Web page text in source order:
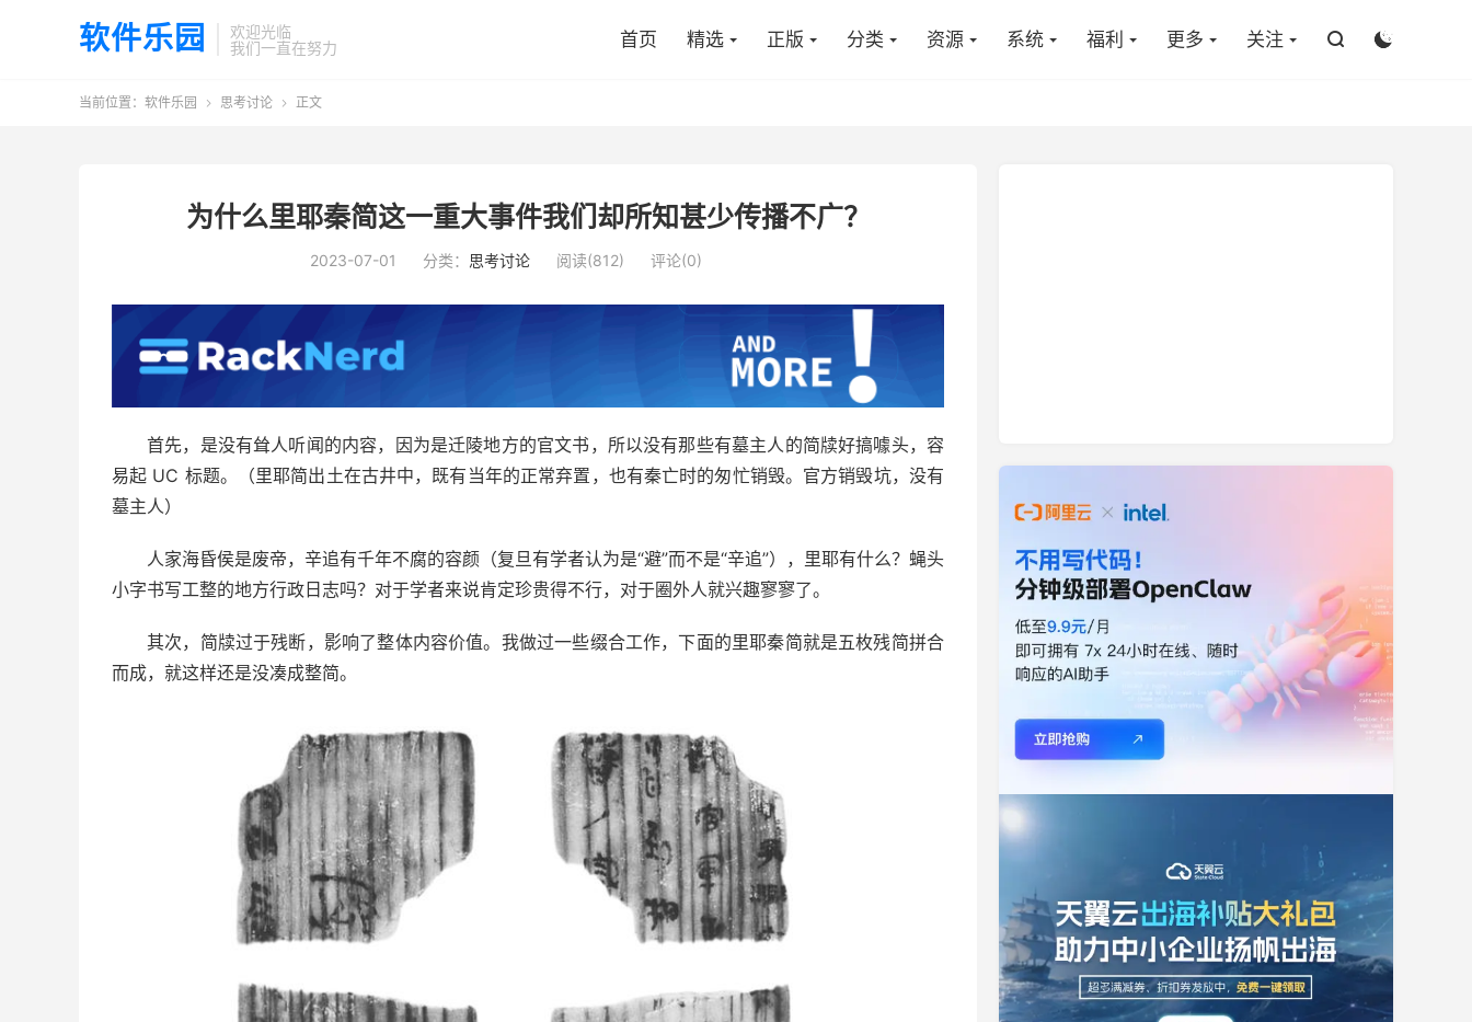
软件乐园
欢迎光临
我们一直在努力
首页 精选 正版 分类 资源 系统 福利 更多 关注  
当前位置： 软件乐园  思考讨论  正文
为什么里耶秦简这一重大事件我们却所知甚少传播不广？
2023-07-01 分类： 思考讨论 阅读(812) 评论(0)
首先，是没有耸人听闻的内容，因为是迁陵地方的官文书，所以没有那些有墓主人的简牍好搞噱头，容
易起 UC 标题。（里耶简出土在古井中，既有当年的正常弃置，也有秦亡时的匆忙销毁。官方销毁坑，没有
墓主人）
人家海昏侯是废帝，辛追有千年不腐的容颜（复旦有学者认为是“避”而不是“辛追”），里耶有什么？蝇头
小字书写工整的地方行政日志吗？对于学者来说肯定珍贵得不行，对于圈外人就兴趣寥寥了。
其次，简牍过于残断，影响了整体内容价值。我做过一些缀合工作，下面的里耶秦简就是五枚残简拼合
而成，就这样还是没凑成整简。